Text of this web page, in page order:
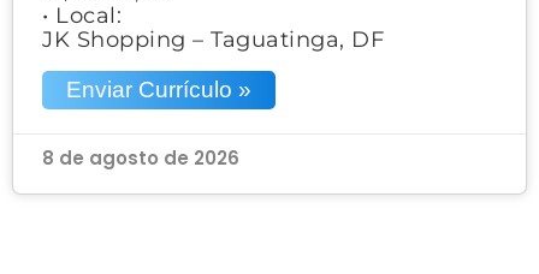
• Local:
JK Shopping – Taguatinga, DF
Enviar Currículo »
8 de agosto de 2026